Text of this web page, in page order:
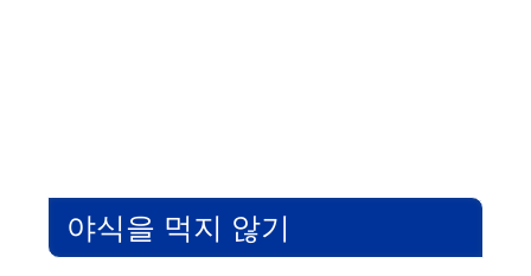
야식을 먹지 않기